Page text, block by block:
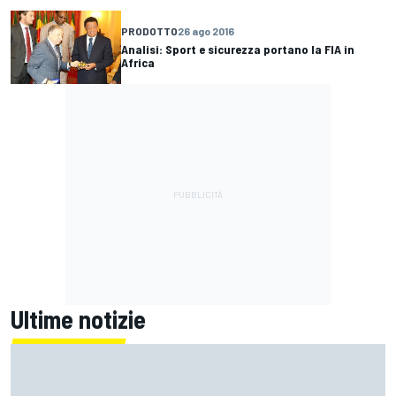
PRODOTTO26 ago 2016
Analisi: Sport e sicurezza portano la FIA in
Africa
Ultime notizie